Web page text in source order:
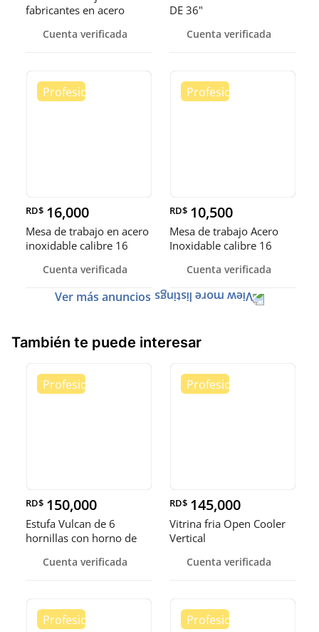
fabricantes en acero
Cuenta verificada
DE 36"
Cuenta verificada
RD$ 16,000
Mesa de trabajo en acero
inoxidable calibre 16
Cuenta verificada
RD$ 10,500
Mesa de trabajo Acero
Inoxidable calibre 16
Cuenta verificada
Ver más anuncios
También te puede interesar
RD$ 150,000
Estufa Vulcan de 6
hornillas con horno de
Cuenta verificada
RD$ 145,000
Vitrina fria Open Cooler
Vertical
Cuenta verificada